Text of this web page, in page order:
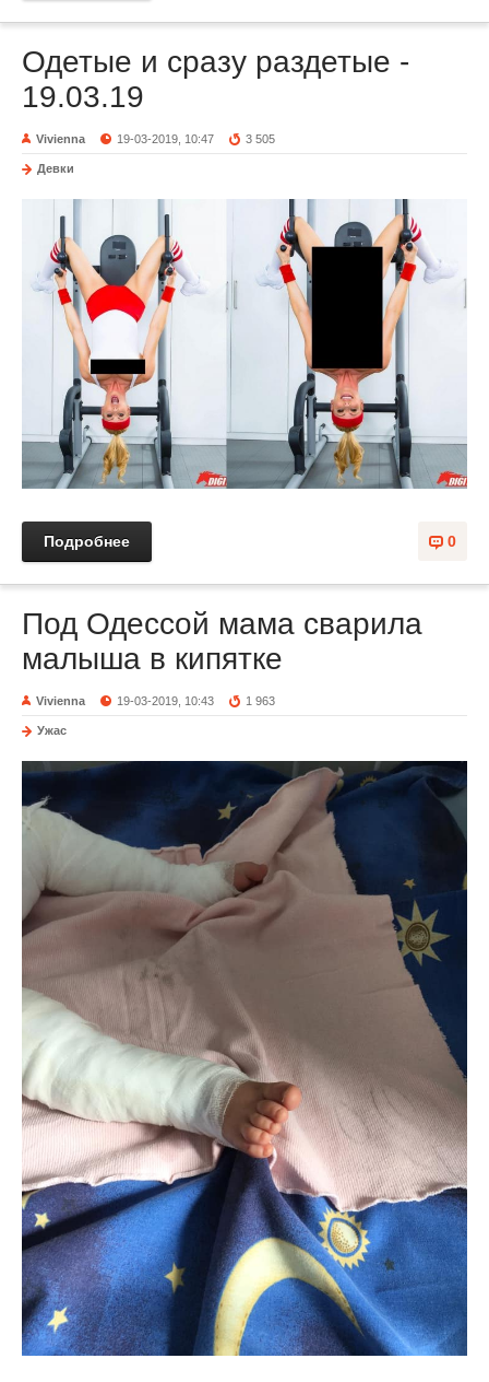
Одетые и сразу раздетые -
19.03.19
Vivienna 19-03-2019, 10:47 3 505
Девки
0
Подробнее
Под Одессой мама сварила
малыша в кипятке
Vivienna 19-03-2019, 10:43 1 963
Ужас